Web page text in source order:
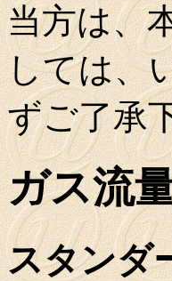
当方は、
しては、
ずご了承
ガス流
スタンダ